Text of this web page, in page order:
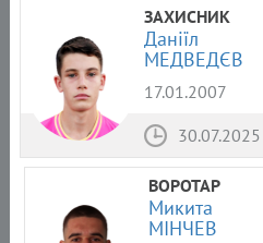
ЗАХИСНИК
Даніїл
МЕДВЕДЄВ
17.01.2007
30.07.2025
ВОРОТАР
Микита
МІНЧЕВ